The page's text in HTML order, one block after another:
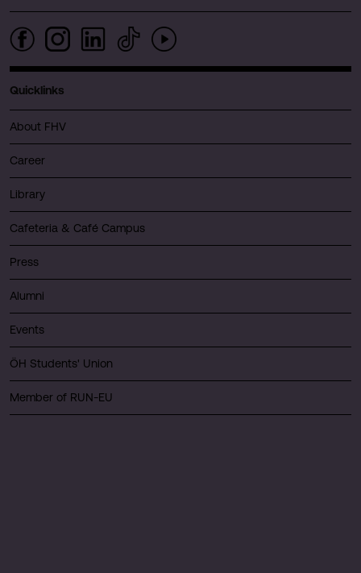
Quicklinks
About FHV
Career
Library
Cafeteria & Café Campus
Press
Alumni
Events
ÖH Students' Union
Member of RUN-EU